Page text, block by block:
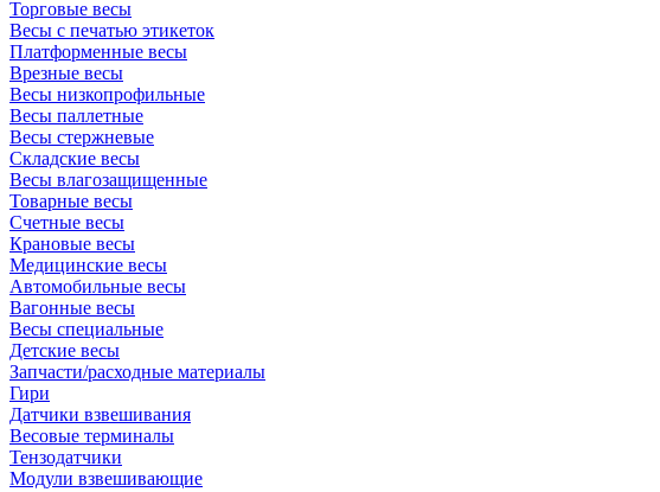
Торговые весы
Весы с печатью этикеток
Платформенные весы
Врезные весы
Весы низкопрофильные
Весы паллетные
Весы стержневые
Складские весы
Весы влагозащищенные
Товарные весы
Счетные весы
Крановые весы
Медицинские весы
Автомобильные весы
Вагонные весы
Весы специальные
Детские весы
Запчасти/расходные материалы
Гири
Датчики взвешивания
Весовые терминалы
Тензодатчики
Модули взвешивающие